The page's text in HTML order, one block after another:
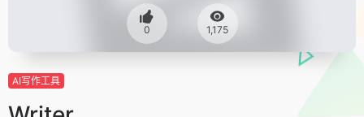
0 1,175
AI写作工具